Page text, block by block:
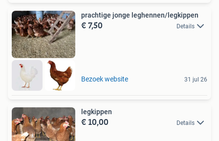
prachtige jonge leghennen/legkippen
€ 7,50 Details
Bezoek website 31 jul 26
legkippen
€ 10,00 Details